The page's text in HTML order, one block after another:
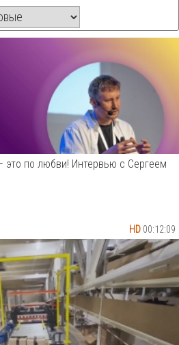
HD 00:12:09
это по любви! Интервью с Сергеем